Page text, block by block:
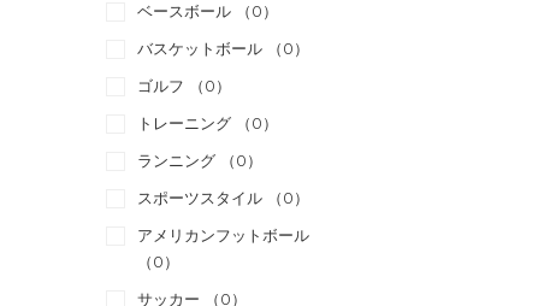
ベースボール
（0）
バスケットボール
（0）
ゴルフ
（0）
トレーニング
（0）
ランニング
（0）
スポーツスタイル
（0）
アメリカンフットボール
（0）
サッカー
（0）